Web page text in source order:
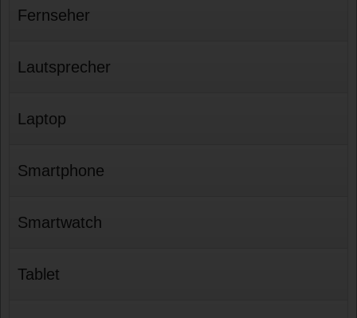
Fernseher
Lautsprecher
Laptop
Smartphone
Smartwatch
Tablet